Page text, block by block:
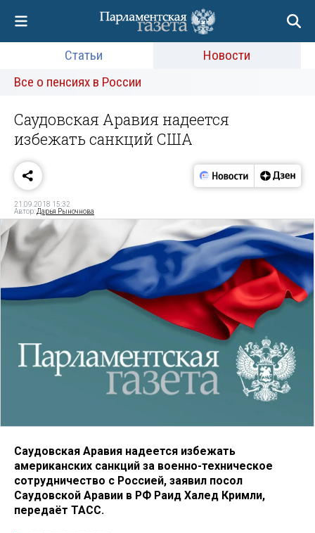
Статьи
Новости
Все о пенсиях в России
Саудовская Аравия надеется
избежать санкций США
21.09.2018 15:32
Автор: Дарья Рыночнова
Саудовская Аравия надеется избежать
американских санкций за военно-техническое
сотрудничество с Россией, заявил посол
Саудовской Аравии в РФ Раид Халед Кримли,
передаёт ТАСС.